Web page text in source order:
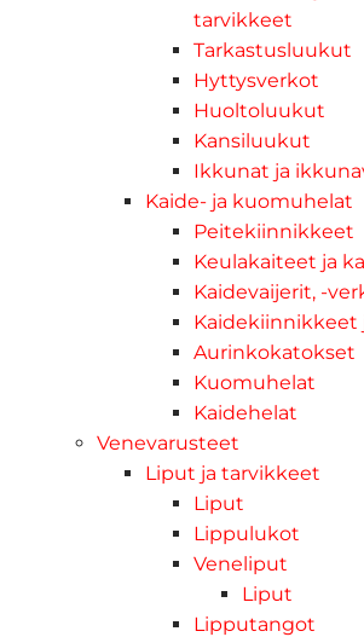
tarvikkeet
Tarkastusluukut
Hyttysverkot
Huoltoluukut
Kansiluukut
Ikkunat ja
Kaide- ja kuomuhelat
Peitekiinnikkeet
Keulakaiteet ja
Kaidevaijerit, -
Kaidekiinnikkeet
Aurinkokatokset
Kuomuhelat
Kaidehelat
Venevarusteet
Liput ja tarvikkeet
Liput
Lippulukot
Veneliput
Liput
Lipputangot